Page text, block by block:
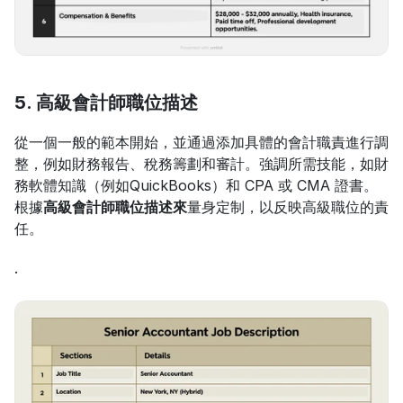
5. 高級會計師職位描述
從一個一般的範本開始，並通過添加具體的會計職責進行調
整，例如財務報告、稅務籌劃和審計。強調所需技能，如財
務軟體知識（例如QuickBooks）和 CPA 或 CMA 證書。
根據高級會計師職位描述來量身定制，以反映高級職位的責
任。
.